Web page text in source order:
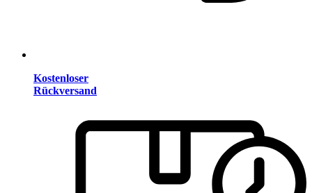
Kostenloser
Rückversand